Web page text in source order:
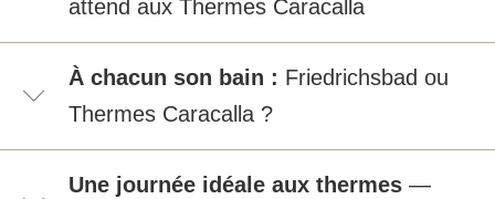
attend aux Thermes Caracalla
À chacun son bain : Friedrichsbad ou
Thermes Caracalla ?
Une journée idéale aux thermes —